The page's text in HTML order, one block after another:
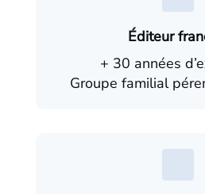
Éditeur
+ 30 années
Groupe familial